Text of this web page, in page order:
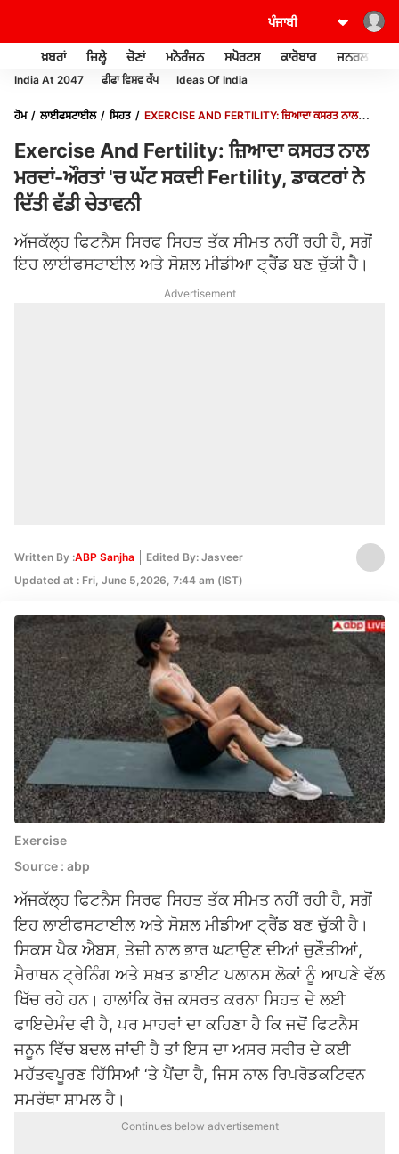
ਖ਼ਬਰਾਂ ਜ਼ਿਲ੍ਹੇ ਚੋਣਾਂ ਮਨੋਰੰਜਨ ਸਪੋਰਟਸ ਕਾਰੋਬਾਰ ਜਨਰਲ ਨੌਲਜ
India At 2047 ਫੀਫਾ ਵਿਸ਼ਵ ਕੱਪ Ideas Of India
ਹੋਮ ਲਾਈਫਸਟਾਈਲ ਸਿਹਤ
EXERCISE AND FERTILITY: ਜ਼ਿਆਦਾ ਕਸਰਤ ਨਾਲ
Exercise And Fertility: ਜ਼ਿਆਦਾ ਕਸਰਤ ਨਾਲ
ਮਰਦਾਂ-ਔਰਤਾਂ 'ਚ ਘੱਟ ਸਕਦੀ Fertility, ਡਾਕਟਰਾਂ ਨੇ
ਦਿੱਤੀ ਵੱਡੀ ਚੇਤਾਵਨੀ
ਅੱਜਕੱਲ੍ਹ ਫਿਟਨੈਸ ਸਿਰਫ ਸਿਹਤ ਤੱਕ ਸੀਮਤ ਨਹੀਂ ਰਹੀ ਹੈ, ਸਗੋਂ
ਇਹ ਲਾਈਫਸਟਾਈਲ ਅਤੇ ਸੋਸ਼ਲ ਮੀਡੀਆ ਟ੍ਰੈਂਡ ਬਣ ਚੁੱਕੀ ਹੈ।
Advertisement
Written By :ABP Sanjha
Edited By: Jasveer
Updated at : Fri, June 5,2026, 7:44 am (IST)
Exercise
Source : abp
ਅੱਜਕੱਲ੍ਹ ਫਿਟਨੈਸ ਸਿਰਫ ਸਿਹਤ ਤੱਕ ਸੀਮਤ ਨਹੀਂ ਰਹੀ ਹੈ, ਸਗੋਂ
ਇਹ ਲਾਈਫਸਟਾਈਲ ਅਤੇ ਸੋਸ਼ਲ ਮੀਡੀਆ ਟ੍ਰੈਂਡ ਬਣ ਚੁੱਕੀ ਹੈ।
ਸਿਕਸ ਪੈਕ ਐਬਸ, ਤੇਜ਼ੀ ਨਾਲ ਭਾਰ ਘਟਾਉਣ ਦੀਆਂ ਚੁਣੌਤੀਆਂ,
ਮੈਰਾਥਨ ਟ੍ਰੇਨਿੰਗ ਅਤੇ ਸਖ਼ਤ ਡਾਈਟ ਪਲਾਨਸ ਲੋਕਾਂ ਨੂੰ ਆਪਣੇ ਵੱਲ
ਖਿੱਚ ਰਹੇ ਹਨ। ਹਾਲਾਂਕਿ ਰੋਜ਼ ਕਸਰਤ ਕਰਨਾ ਸਿਹਤ ਦੇ ਲਈ
ਫਾਇਦੇਮੰਦ ਵੀ ਹੈ, ਪਰ ਮਾਹਰਾਂ ਦਾ ਕਹਿਣਾ ਹੈ ਕਿ ਜਦੋਂ ਫਿਟਨੈਸ
ਜਨੂਨ ਵਿੱਚ ਬਦਲ ਜਾਂਦੀ ਹੈ ਤਾਂ ਇਸ ਦਾ ਅਸਰ ਸਰੀਰ ਦੇ ਕਈ
ਮਹੱਤਵਪੂਰਣ ਹਿੱਸਿਆਂ ‘ਤੇ ਪੈਂਦਾ ਹੈ, ਜਿਸ ਨਾਲ ਰਿਪਰੋਡਕਟਿਵਨ
ਸਮਰੱਥਾ ਸ਼ਾਮਲ ਹੈ।
Continues below advertisement